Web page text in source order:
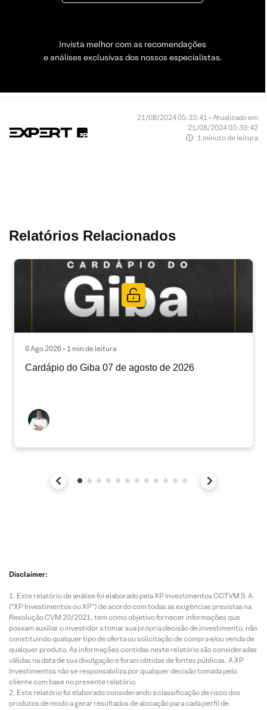
Invista melhor com as recomendações
e análises exclusivas dos nossos especialistas.
21/08/2024 05:33:41 • Atualizado em
21/08/2024 05:33:42
1 minuto de leitura
Relatórios Relacionados
6 Ago 2026 • 1 min de leitura
Cardápio do Giba 07 de agosto de 2026
Disclaimer:
Este relatório de análise foi elaborado pela XP Investimentos CCTVM S.A.
(“XP Investimentos ou XP”) de acordo com todas as exigências previstas na
Resolução CVM 20/2021, tem como objetivo fornecer informações que
possam auxiliar o investidor a tomar sua própria decisão de investimento, não
constituindo qualquer tipo de oferta ou solicitação de compra e/ou venda de
qualquer produto. As informações contidas neste relatório são consideradas
válidas na data de sua divulgação e foram obtidas de fontes públicas. A XP
Investimentos não se responsabiliza por qualquer decisão tomada pelo
cliente com base no presente relatório.
Este relatório foi elaborado considerando a classificação de risco dos
produtos de modo a gerar resultados de alocação para cada perfil de